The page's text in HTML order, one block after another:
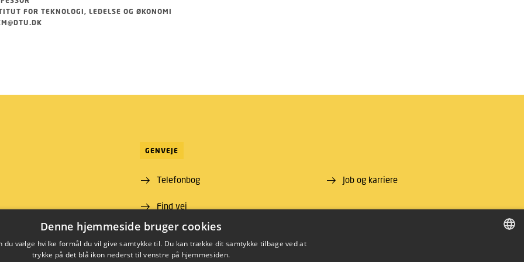
FOR TEKNOLOGI, LEDELSE OG ØKONOMI
46
GENVEJE
Telefonbog
Find vej
Job og karriere
Denne hjemmeside bruger cookies
du vælge hvilke formål du vil give samtykke til. Du kan trække dit samtykke tilbage ved at
trykke på det blå ikon nederst til venstre på hjemmesiden.